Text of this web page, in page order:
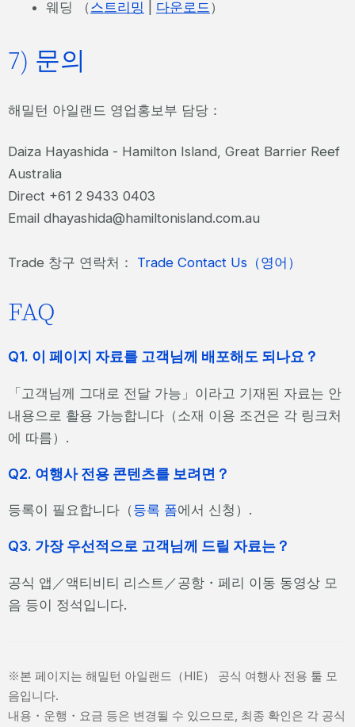
웨딩 （스트리밍 다운로드）
7) 문의
해밀턴 아일랜드 영업홍보부 담당：
Daiza Hayashida - Hamilton Island, Great Barrier Reef
Australia
Direct +61 2 9433 0403
Email dhayashida@hamiltonisland.com.au
Trade 창구 연락처： Trade Contact Us（영어）
FAQ
Q1. 이 페이지 자료를 고객님께 배포해도 되나요？
「고객님께 그대로 전달 가능」이라고 기재된 자료는 안
내용으로 활용 가능합니다（소재 이용 조건은 각 링크처
에 따름）.
Q2. 여행사 전용 콘텐츠를 보려면？
등록이 필요합니다（등록 폼에서 신청）.
Q3. 가장 우선적으로 고객님께 드릴 자료는？
공식 앱／액티비티 리스트／공항・페리 이동 동영상 모
음 등이 정석입니다.
※본 페이지는 해밀턴 아일랜드（HIE） 공식 여행사 전용 툴 모
음입니다.
내용・운행・요금 등은 변경될 수 있으므로, 최종 확인은 각 공식